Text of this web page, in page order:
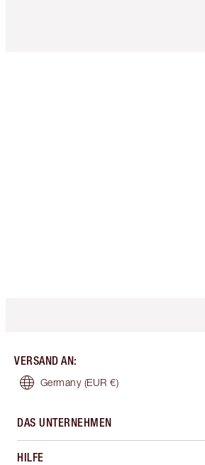
VERSAND AN:
Germany (EUR €)
DAS UNTERNEHMEN
HILFE